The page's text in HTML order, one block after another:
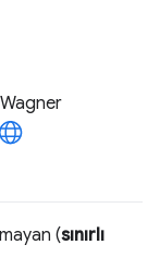
(sınırlı